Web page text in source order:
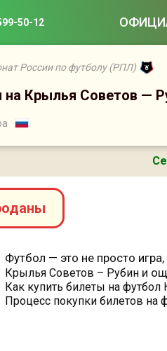
50-12
России по футболу (РПЛ)
на Крылья Советов —
Футбол — это не просто
Крылья Советов – Рубин и
Как купить билеты на
Процесс покупки билетов на